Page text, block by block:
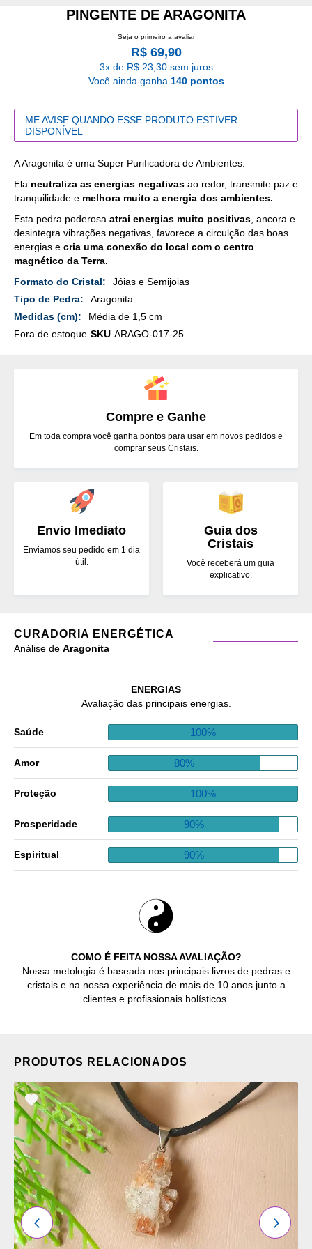
PINGENTE DE ARAGONITA
Seja o primeiro a avaliar
R$ 69,90
3x de R$ 23,30 sem juros
Você ainda ganha 140 pontos
ME AVISE QUANDO ESSE PRODUTO ESTIVER
DISPONÍVEL
A Aragonita é uma Super Purificadora de Ambientes.
Ela neutraliza as energias negativas ao redor, transmite paz e
tranquilidade e melhora muito a energia dos ambientes.
Esta pedra poderosa atrai energias muito positivas , ancora e
desintegra vibrações negativas, favorece a circulção das boas
energias e cria uma conexão do local com o centro
magnético da Terra.
Mais
Detalhes
Jóias e Semijoias
Aragonita
Média de 1,5 cm
Fora de estoque SKU ARAGO-017-25
Envio Imediato
Enviamos seu pedido em 1 dia
útil.
Compre e Ganhe
Em toda compra você ganha pontos para usar em novos pedidos e
comprar seus Cristais.
Guia dos
Cristais
Você receberá um guia
explicativo.
CURADORIA ENERGÉTICA
Análise de Aragonita
COMO É FEITA NOSSA AVALIAÇÃO?
Nossa metologia é baseada nos principais livros de pedras e
cristais e na nossa experiência de mais de 10 anos junto a
clientes e profissionais holísticos.
ENERGIAS
Avaliação das principais energias.
Saúde 100%
Amor 80%
Proteção 100%
Prosperidade 90%
Espiritual 90%
PRODUTOS RELACIONADOS
ADICIONAR
OS
FAVORITOS
ANTERIOR